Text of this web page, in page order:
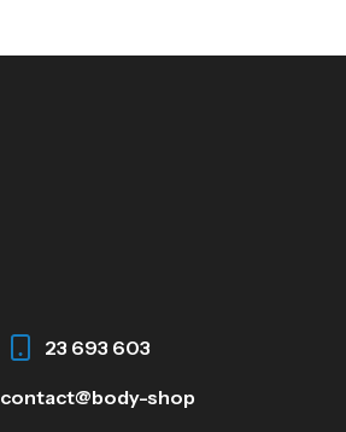
23 693 603
contact@body-shop